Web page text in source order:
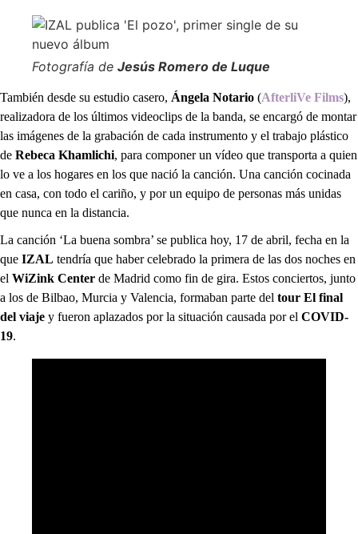
Fotografía de Jesús Romero de Luque
También desde su estudio casero, Ángela Notario (AfterliVe Films),
realizadora de los últimos videoclips de la banda, se encargó de montar
las imágenes de la grabación de cada instrumento y el trabajo plástico
de Rebeca Khamlichi, para componer un vídeo que transporta a quien
lo ve a los hogares en los que nació la canción. Una canción cocinada
en casa, con todo el cariño, y por un equipo de personas más unidas
que nunca en la distancia.
La canción ‘La buena sombra’ se publica hoy, 17 de abril, fecha en la
que IZAL tendría que haber celebrado la primera de las dos noches en
el WiZink Center de Madrid como fin de gira. Estos conciertos, junto
a los de Bilbao, Murcia y Valencia, formaban parte del tour El final
del viaje y fueron aplazados por la situación causada por el COVID-
19.